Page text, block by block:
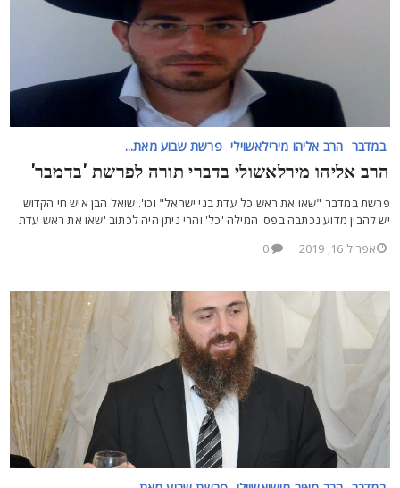
במדבר הרב אליהו מירילאשוילי פרשת שבוע מאת...
אליהו מירלאשולי בדברי תורה לפרשת 'בדמבר'
במדבר "שאו את ראש כל עדת בני ישראל" וכו'. שואל הבן איש חי הקדוש
להבין מדוע נכתבה בפס' המילה 'כל' והרי ניתן היה לכתוב 'שאו את ראש עדת
אפריל 16, 2019
0